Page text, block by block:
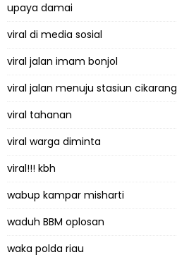
upaya damai
viral di media sosial
viral jalan imam bonjol
viral jalan menuju stasiun cikarang
viral tahanan
viral warga diminta
viral!!! kbh
wabup kampar misharti
waduh BBM oplosan
waka polda riau